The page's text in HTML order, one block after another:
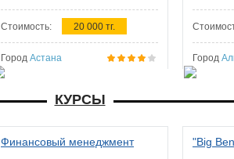
Стоимость: 20 000 тг.
Город Астана Город
КУРСЫ
Финансовый менеджмент "Big